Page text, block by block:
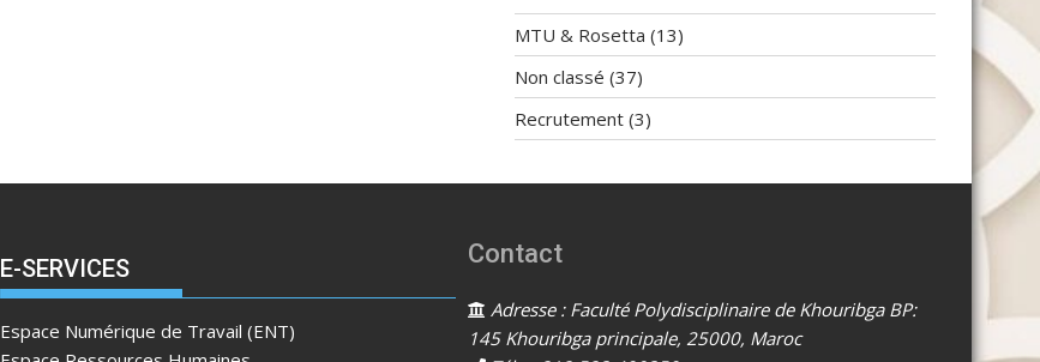
MTU & Rosetta (13)
Non classé (37)
Recrutement (3)
E-SERVICES
Espace Numérique de Travail (ENT)
Contact
Adresse : Faculté Polydisciplinaire de Khouribga BP:
145 Khouribga principale, 25000, Maroc